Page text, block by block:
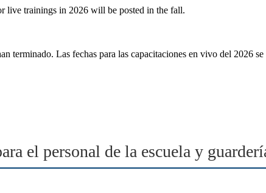
live trainings in 2026 will be posted in the fall.
terminado. Las fechas para las capacitaciones en vivo del 2026
el personal de la escuela y